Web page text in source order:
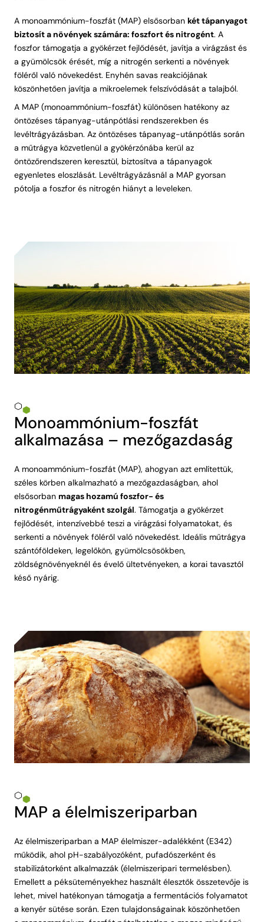
A monoammónium-foszfát (MAP) elsősorban két tápanyagot
biztosít a növények számára: foszfort és nitrogént. A
foszfor támogatja a gyökérzet fejlődését, javítja a virágzást és
a gyümölcsök érését, míg a nitrogén serkenti a növények
föléről való növekedést. Enyhén savas reakciójának
köszönhetően javítja a mikroelemek felszívódását a talajból.
A MAP (monoammónium-foszfát) különösen hatékony az
öntözéses tápanyag-utánpótlási rendszerekben és
levéltrágyázásban. Az öntözéses tápanyag-utánpótlás során
a műtrágya közvetlenül a gyökérzónába kerül az
öntözőrendszeren keresztül, biztosítva a tápanyagok
egyenletes eloszlását. Levéltrágyázásnál a MAP gyorsan
pótolja a foszfor és nitrogén hiányt a leveleken.
Monoammónium-foszfát
alkalmazása – mezőgazdaság
A monoammónium-foszfát (MAP), ahogyan azt említettük,
széles körben alkalmazható a mezőgazdaságban, ahol
elsősorban magas hozamú foszfor- és
nitrogénműtrágyaként szolgál. Támogatja a gyökérzet
fejlődését, intenzívebbé teszi a virágzási folyamatokat, és
serkenti a növények föléről való növekedést. Ideális műtrágya
szántóföldeken, legelőkön, gyümölcsösökben,
zöldségnövényeknél és évelő ültetvényeken, a korai tavasztól
késő nyárig.
MAP a élelmiszeriparban
Az élelmiszeriparban a MAP élelmiszer-adalékként (E342)
működik, ahol pH-szabályozóként, pufadószerként és
stabilizátorként alkalmazzák (élelmiszeripari termelésben).
Emellett a péksüteményekhez használt élesztők összetevője is
lehet, mivel hatékonyan támogatja a fermentációs folyamatot
a kenyér sütése során. Ezen tulajdonságainak köszönhetően